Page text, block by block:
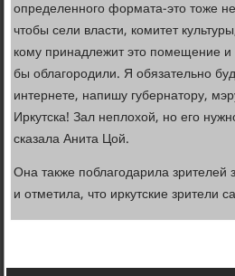
определенного формата-это тоже
чтобы сели власти, комитет
кому принадлежит это помещение и
бы облагородили. Я обязательно
интернете, напишу губернатору,
Иркутска! Зал неплохой, но его
сказала Анита Цой.
Она также поблагодарила
и отметила, что иркутские зрители